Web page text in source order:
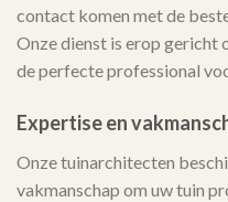
contact komen met de
Onze dienst is erop gericht
de perfecte professional
Expertise en
Onze tuinarchitecten
vakmanschap om uw tuin